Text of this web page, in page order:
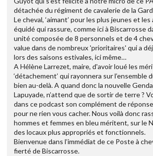
détachée du régiment de cavalerie de la
Le cheval, ‘aimant’ pour les plus jeunes et
équidé qui rassure, comme ici à Biscarrosse
unité composée de 8 personnels et de 4
value dans de nombreux 'prioritaires' qui a
lors des saisons estivales, ici même…
A Hélène Larrezet, maire, d'avoir loué les
‘détachement’ qui rayonnera sur
bien au-delà. A quand donc la nouvelle
Lapuyade, n’attend que de sortir de terre ?
dans ce podcast son complément de
pour ne rien vous cacher. Nous voilà donc
hommes et femmes en bleu méritent, sur le
des locaux plus appropriés et fonctionnels.
Bienvenue dans l’immédiat de ce Poste à
fierté de Biscarrosse.